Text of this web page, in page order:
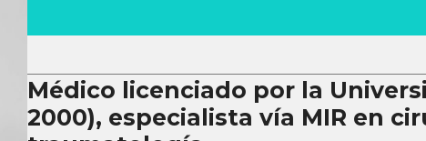
Médico licenciado por la
2000), especialista vía MIR en